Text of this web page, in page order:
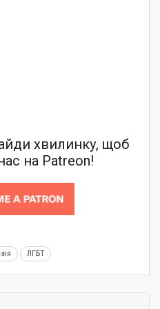
хвилинку, щоб
на Patreon!
ЛГБТ